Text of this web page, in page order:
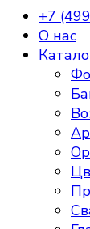
+7
О нас